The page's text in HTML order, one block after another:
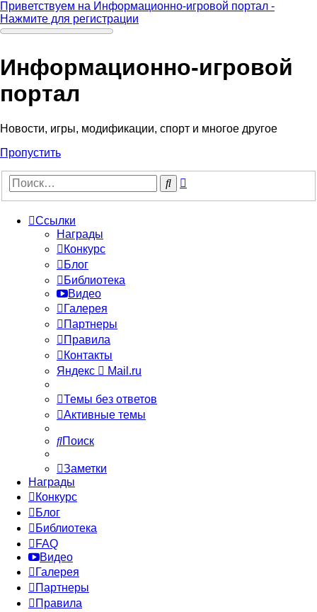
Приветствуем на Информационно-игровой портал -
Нажмите для регистрации
Информационно-игровой
портал
Новости, игры, модификации, спорт и многое другое
Пропустить
Поиск
Ссылки
Награды
Конкурс
Блог
Библиотека
Видео
Галерея
Партнеры
Правила
Контакты
Яндекс
Mail.ru
Темы без ответов
Активные темы
Поиск
Заметки
Награды
Конкурс
Блог
Библиотека
FAQ
Видео
Галерея
Партнеры
Правила